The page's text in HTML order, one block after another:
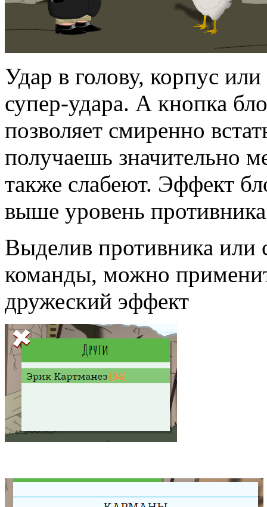
Удар в голову, корпус
супер-удара. А кнопка
позволяет смиренно
получаешь значительно
также слабеют. Эффект
выше уровень
Выделив противника или
команды, можно
дружеский эффект